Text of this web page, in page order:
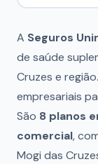
A Seguros
de saúde
Cruzes e
empresariais
São 8 planos
comercial,
Mogi das